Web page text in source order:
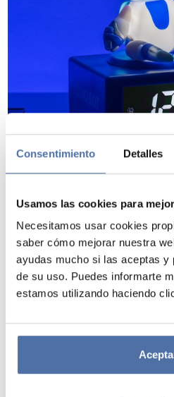
Consentimiento Detalles
Usamos las cookies para
Necesitamos usar cookies
saber cómo mejorar nuestra
ayudas mucho si las aceptas y
de su uso. Puedes informarte
estamos utilizando haciendo
RELOJ